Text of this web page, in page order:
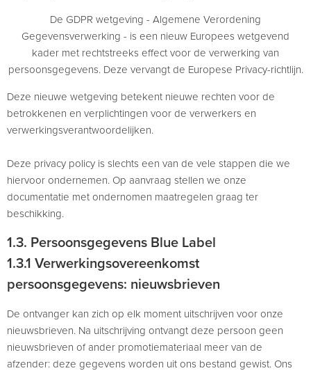
De GDPR wetgeving - Algemene Verordening
Gegevensverwerking - is een nieuw Europees wetgevend
kader met rechtstreeks effect voor de verwerking van
persoonsgegevens. Deze vervangt de Europese Privacy-richtlijn.
Deze nieuwe wetgeving betekent nieuwe rechten voor de
betrokkenen en verplichtingen voor de verwerkers en
verwerkingsverantwoordelijken.
Deze privacy policy is slechts een van de vele stappen die we
hiervoor ondernemen. Op aanvraag stellen we onze
documentatie met ondernomen maatregelen graag ter
beschikking.
1.3. Persoonsgegevens Blue Label
1.3.1 Verwerkingsovereenkomst
persoonsgegevens: nieuwsbrieven
De ontvanger kan zich op elk moment uitschrijven voor onze
nieuwsbrieven. Na uitschrijving ontvangt deze persoon geen
nieuwsbrieven of ander promotiemateriaal meer van de
afzender: deze gegevens worden uit ons bestand gewist. Ons